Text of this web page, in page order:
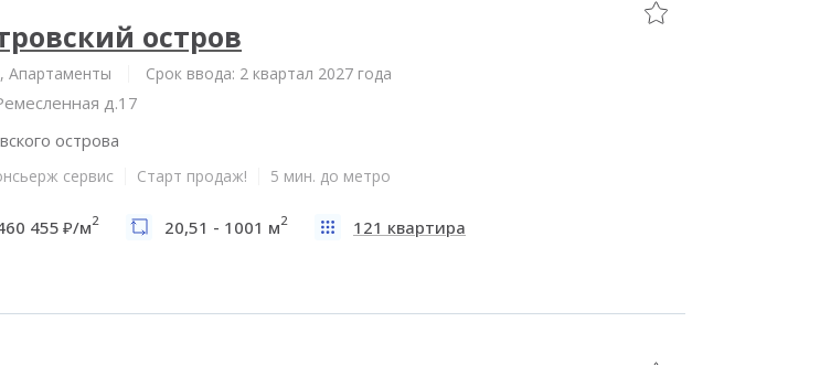
остров
Апартаменты Срок ввода: 2 квартал 2027 года
д.17
острова
сервис Старт продаж! 5 мин. до метро
455 /м2 20,51 - 1001 м2 121 квартира